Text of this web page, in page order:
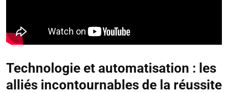
Technologie et automatisation : les
alliés incontournables de la réussite